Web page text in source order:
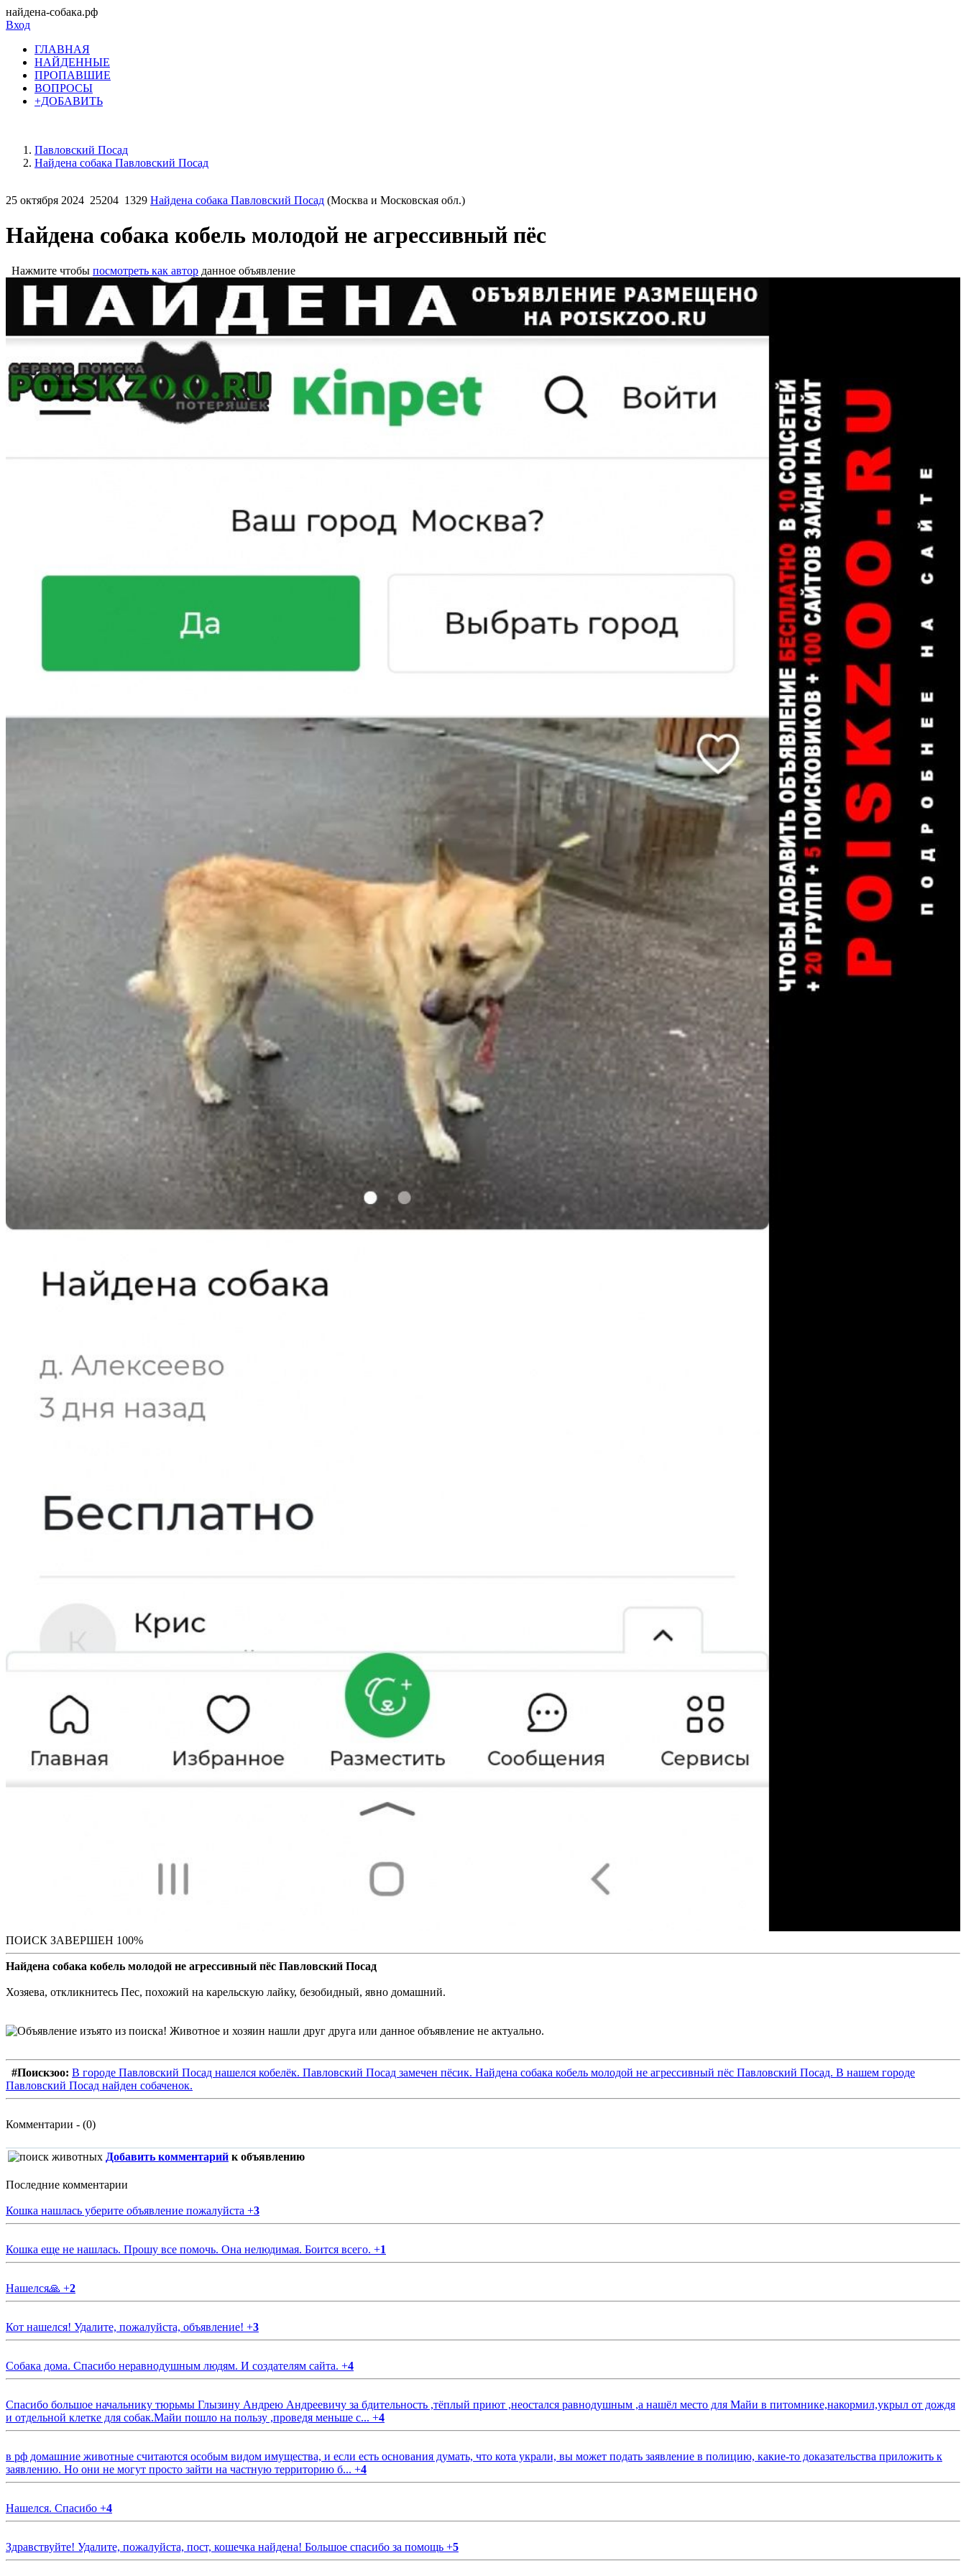
найдена-собака.рф
Вход
ГЛАВНАЯ
НАЙДЕННЫЕ
ПРОПАВШИЕ
ВОПРОСЫ
+ДОБАВИТЬ
Павловский Посад
Найдена собака Павловский Посад
25 октября 2024 25204 1329 Найдена собака Павловский Посад (Москва и Московская обл.)
Найдена собака кобель молодой не агрессивный пёс
Нажмите чтобы посмотреть как автор данное объявление
ПОИСК ЗАВЕРШЕН 100%
Найдена собака кобель молодой не агрессивный пёс Павловский Посад
Хозяева, откликнитесь Пес, похожий на карельскую лайку, безобидный, явно домашний.
#Поискзоо: В городе Павловский Посад нашелся кобелёк. Павловский Посад замечен пёсик. Найдена собака кобель молодой не агрессивный пёс Павловский Посад. В нашем городе
Павловский Посад найден собаченок.
Комментарии - (0)
Добавить комментарий к объявлению
Последние комментарии
Кошка нашлась уберите объявление пожалуйста +3
Кошка еще не нашлась. Прошу все помочь. Она нелюдимая. Боится всего. +1
Нашелся🙏 +2
Кот нашелся! Удалите, пожалуйста, объявление! +3
Собака дома. Спасибо неравнодушным людям. И создателям сайта. +4
Спасибо большое начальнику тюрьмы Глызину Андрею Андреевичу за бдительность ,тёплый приют ,неостался равнодушным ,а нашёл место для Майи в питомнике,накормил,укрыл от дождя
и отдельной клетке для собак.Майи пошло на пользу ,проведя меньше с... +4
в рф домашние животные считаются особым видом имущества, и если есть основания думать, что кота украли, вы может подать заявление в полицию, какие-то доказательства приложить к
заявлению. Но они не могут просто зайти на частную территорию б... +4
Нашелся. Спасибо +4
Здравствуйте! Удалите, пожалуйста, пост, кошечка найдена! Большое спасибо за помощь +5